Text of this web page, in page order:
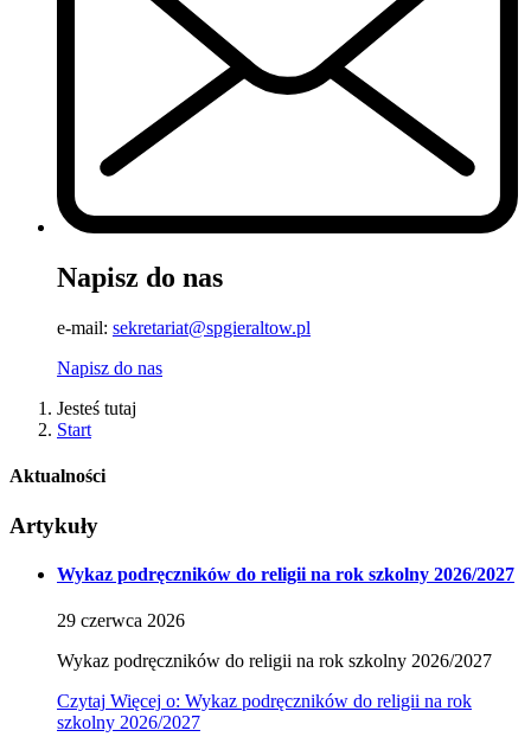
Napisz do nas
e-mail: sekretariat@spgieraltow.pl
Napisz do nas
Jesteś tutaj
Start
Aktualności
Artykuły
Wykaz podręczników do religii na rok szkolny 2026/2027
29 czerwca 2026
Wykaz podręczników do religii na rok szkolny 2026/2027
Czytaj Więcej o: Wykaz podręczników do religii na rok
szkolny 2026/2027